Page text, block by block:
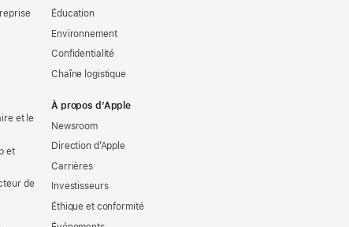
et le
et
de
Éducation
Environnement
Confidentialité
Chaîne logistique
À propos d’Apple
Newsroom
Direction d’Apple
Carrières
Investisseurs
Éthique et conformité